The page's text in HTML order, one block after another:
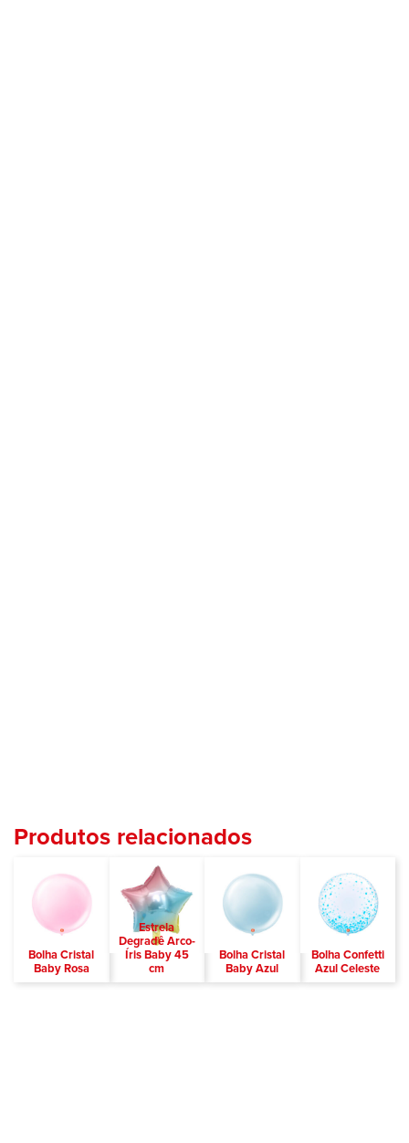
Produtos relacionados
Bolha Cristal
Baby Rosa
Estrela
Degradê Arco-
Íris Baby 45
cm
Bolha Cristal
Baby Azul
Bolha Confetti
Azul Celeste